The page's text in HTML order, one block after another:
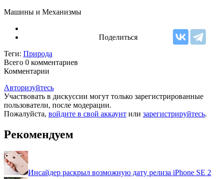
Машины и Механизмы
Поделиться
Теги: Природа
Всего 0 комментариев
Комментарии
Авторизуйтесь
Участвовать в дискуссии могут только зарегистрированные
пользователи, после модерации.
Пожалуйста, войдите в свой аккаунт или зарегистрируйтесь.
Рекомендуем
Инсайдер раскрыл возможную дату релиза iPhone SE 2